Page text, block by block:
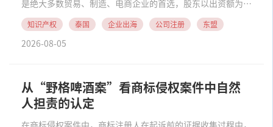
是绝大多数贸易、制造、电商企业的首选，股东以出资额为限
承担有限责任。普通合资公司受外资法约束，外籍股东最高持
知识产权 泰国 企业出海 公司注册 东盟
2026-08-05
从“野格啤酒案”看商标侵权案件中自然
人担责的认定
在商标侵权案件中，商标注册人在起诉前的证据收集过程中，